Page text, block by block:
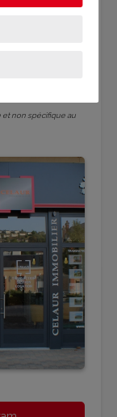
sur l'année 2021
et non spécifique au